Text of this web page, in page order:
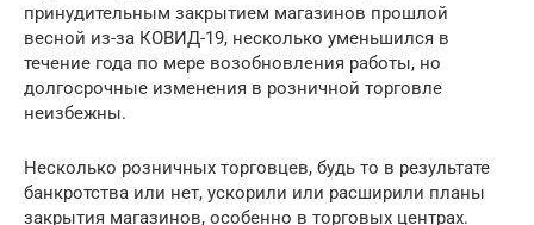
принудительным закрытием магазинов прошлой
весной из-за КОВИД-19, несколько уменьшился в
течение года по мере возобновления работы, но
долгосрочные изменения в розничной торговле
неизбежны.
Несколько розничных торговцев, будь то в результате
банкротства или нет, ускорили или расширили планы
закрытия магазинов, особенно в торговых центрах.